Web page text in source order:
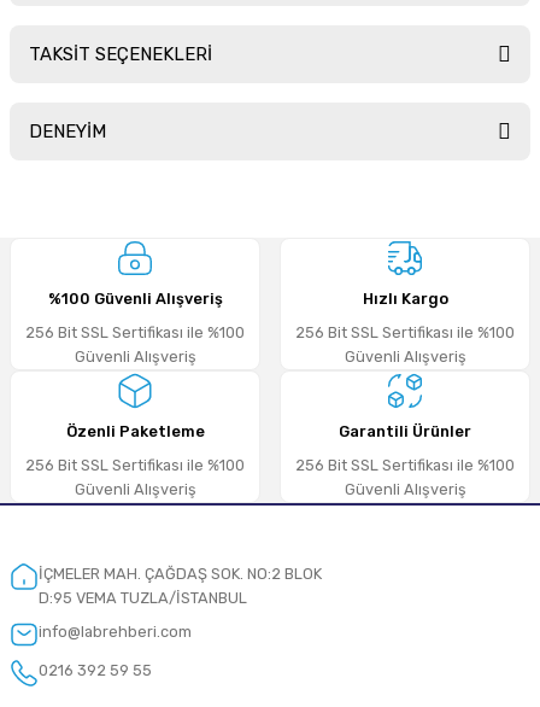
TAKSİT SEÇENEKLERİ
DENEYİM
Deneyimini Paylaş
%100 Güvenli Alışveriş
256 Bit SSL Sertifikası ile %100
Güvenli Alışveriş
Hızlı Kargo
256 Bit SSL Sertifikası ile %100
Güvenli Alışveriş
Özenli Paketleme
256 Bit SSL Sertifikası ile %100
Güvenli Alışveriş
Garantili Ürünler
256 Bit SSL Sertifikası ile %100
Güvenli Alışveriş
İÇMELER MAH. ÇAĞDAŞ SOK. NO:2 BLOK
D:95 VEMA TUZLA/İSTANBUL
info@labrehberi.com
0216 392 59 55